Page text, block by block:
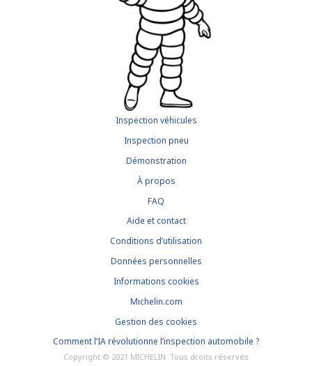
Inspection véhicules
Inspection pneu
Démonstration
À propos​
FAQ
Aide et contact
Conditions d’utilisation
Données personnelles
Informations cookies
Michelin.com
Gestion des cookies
Comment l’IA révolutionne l’inspection automobile ?
Copyright © 2021 MICHELIN. Tous droits réservés